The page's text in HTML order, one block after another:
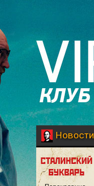
Новости